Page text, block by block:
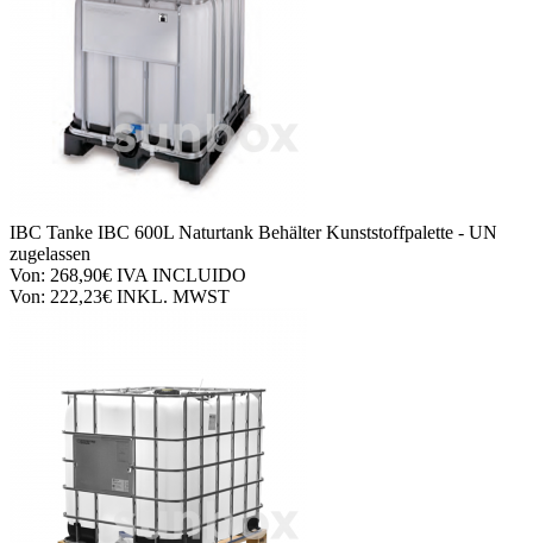
IBC Tanke IBC 600L Naturtank Behälter Kunststoffpalette - UN
zugelassen
Von: 268,90€ IVA INCLUIDO
Von: 222,23€ INKL. MWST